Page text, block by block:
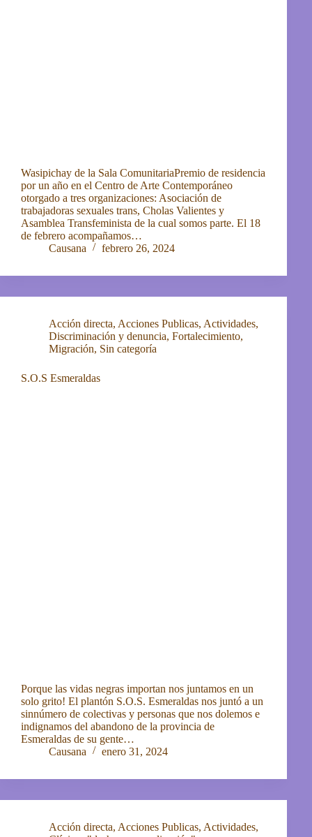
Wasipichay de la Sala ComunitariaPremio de residencia
por un año en el Centro de Arte Contemporáneo
otorgado a tres organizaciones: Asociación de
trabajadoras sexuales trans, Cholas Valientes y
Asamblea Transfeminista de la cual somos parte. El 18
de febrero acompañamos…
Causana
febrero 26, 2024
Acción directa, Acciones Publicas, Actividades,
Discriminación y denuncia, Fortalecimiento,
Migración, Sin categoría
S.O.S Esmeraldas
Porque las vidas negras importan nos juntamos en un
solo grito! El plantón S.O.S. Esmeraldas nos juntó a un
sinnúmero de colectivas y personas que nos dolemos e
indignamos del abandono de la provincia de
Esmeraldas de su gente…
Causana
enero 31, 2024
Acción directa, Acciones Publicas, Actividades,